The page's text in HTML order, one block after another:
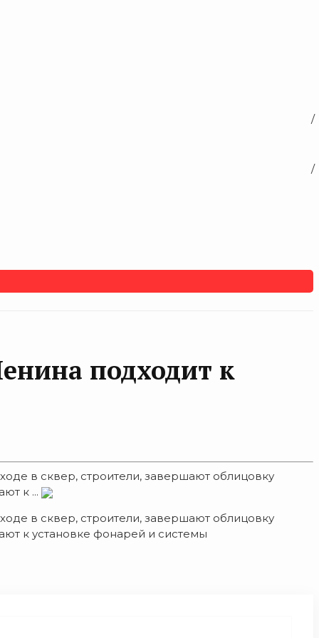
подходит к
в сквер, строители, завершают облицовку
к ...
в сквер, строители, завершают облицовку
к установке фонарей и системы